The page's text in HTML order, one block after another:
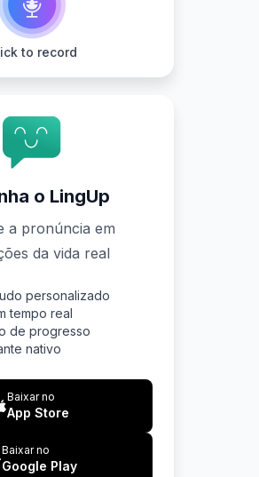
to record
o LingUp
a pronúncia em
da vida real
personalizado
tempo real
de progresso
nativo
Baixar no
App Store
Baixar no
Google Play